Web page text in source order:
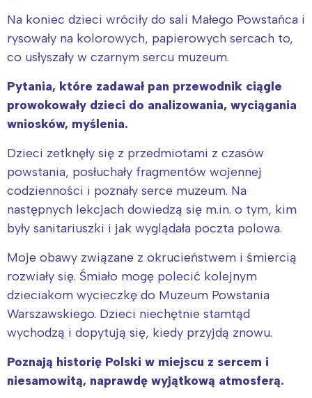
Na koniec dzieci wróciły do sali Małego Powstańca i
rysowały na kolorowych, papierowych sercach to,
co usłyszały w czarnym sercu muzeum.
Pytania, które zadawał pan przewodnik ciągle
prowokowały dzieci do analizowania, wyciągania
wniosków, myślenia.
Dzieci zetknęły się z przedmiotami z czasów
powstania, posłuchały fragmentów wojennej
codzienności i poznały serce muzeum. Na
następnych lekcjach dowiedzą się m.in. o tym, kim
były sanitariuszki i jak wyglądała poczta polowa.
Moje obawy związane z okrucieństwem i śmiercią
rozwiały się. Śmiało mogę polecić kolejnym
dzieciakom wycieczkę do Muzeum Powstania
Warszawskiego. Dzieci niechętnie stamtąd
wychodzą i dopytują się, kiedy przyjdą znowu.
Poznają historię Polski w miejscu z sercem i
niesamowitą, naprawdę wyjątkową atmosferą.